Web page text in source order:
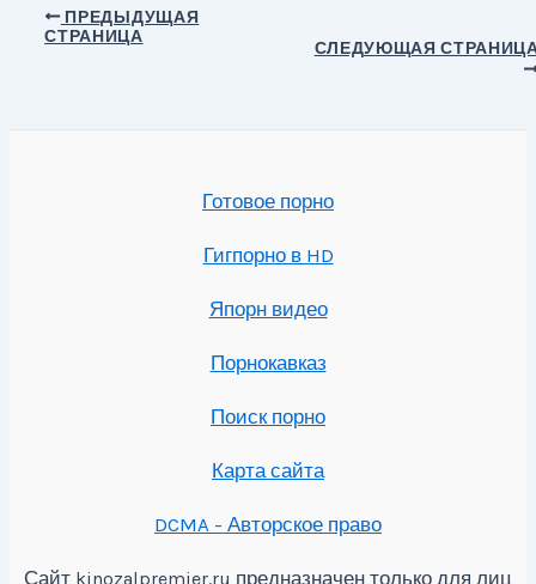
Навигация
ПРЕДЫДУЩАЯ
СТРАНИЦА
СЛЕДУЮЩАЯ
Готовое порно
Гигпорно в HD
Япорн видео
Порнокавказ
Поиск порно
Карта сайта
DCMA - Авторское право
Сайт kinozalpremier.ru предназначен только для лиц